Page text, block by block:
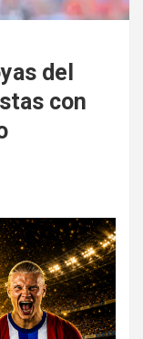
del
con